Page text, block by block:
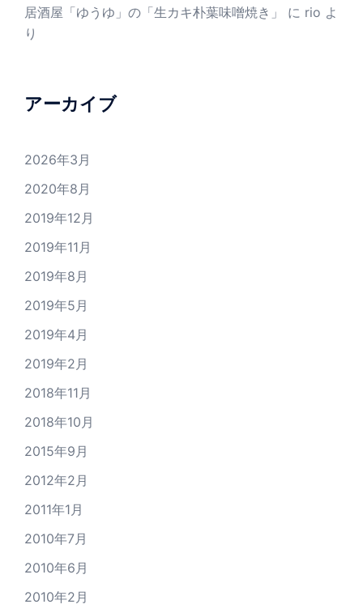
居酒屋「ゆうゆ」の「生カキ朴葉味噌焼き」
に rio よ
り
アーカイブ
2026年3月
2020年8月
2019年12月
2019年11月
2019年8月
2019年5月
2019年4月
2019年2月
2018年11月
2018年10月
2015年9月
2012年2月
2011年1月
2010年7月
2010年6月
2010年2月